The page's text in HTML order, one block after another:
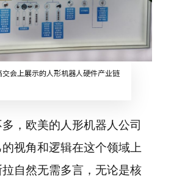
会上展示的人形机器人硬件产业链
，欧美的人形机器人公司
视角和逻辑在这个领域上
自然无需多言，无论是核